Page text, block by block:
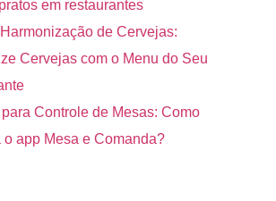
em restaurantes
de Cervejas:
Cervejas com o Menu do Seu
Controle de Mesas: Como
o app Mesa e Comanda?